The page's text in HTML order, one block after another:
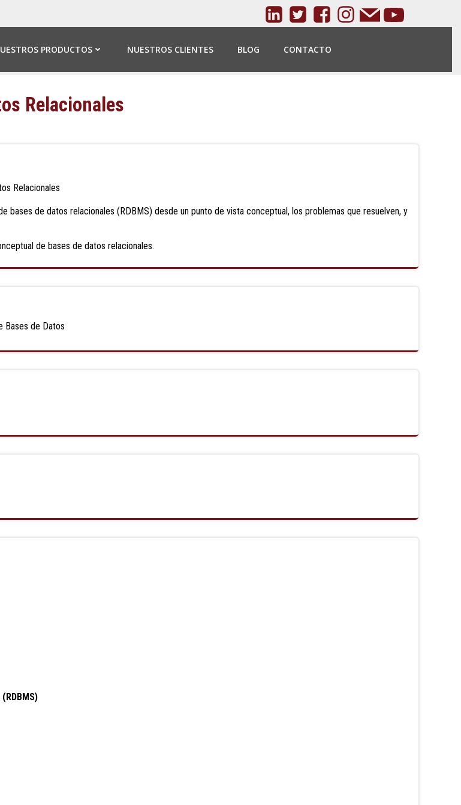
PRODUCTOS NUESTROS CLIENTES BLOG CONTACTO
Relacionales
Relacionales
bases de datos relacionales (RDBMS) desde un punto de vista conceptual, los problemas que resuelven, y
de bases de datos relacionales.
Bases de Datos